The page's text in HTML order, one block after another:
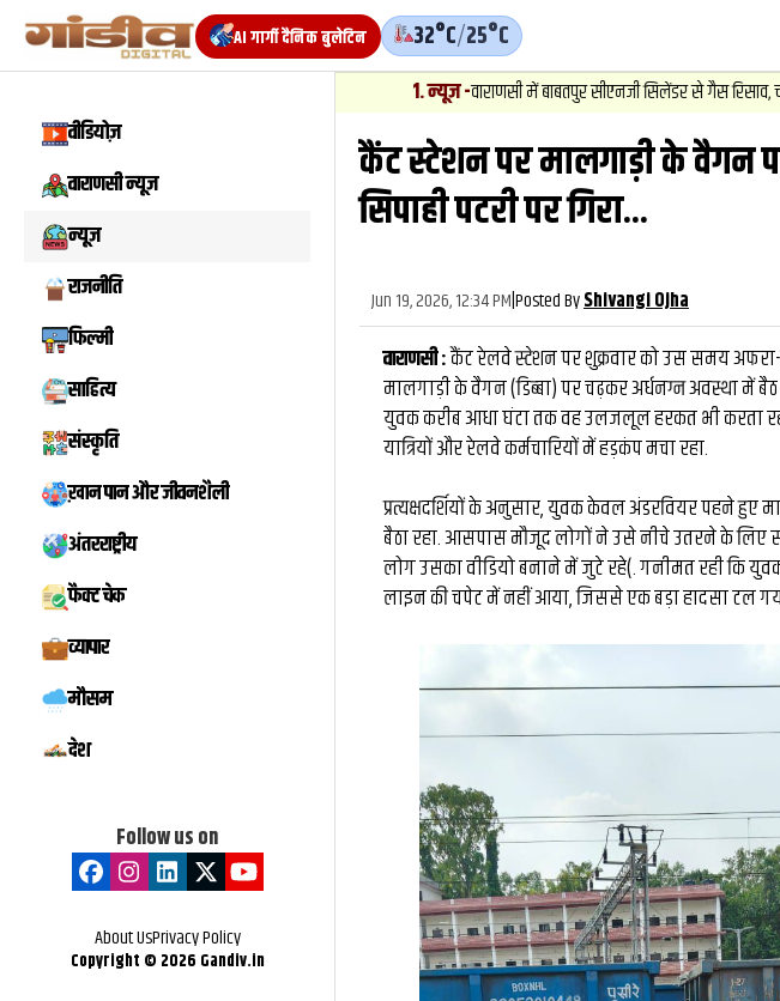
AI गार्गी दैनिक बुलेटिन 32°C/25°C
वाराणसी में बाबतपुर सीएनजी सिलेंडर से गैस रिसाव, चालक की सूझबूझ से
वीडियोज़
वाराणसी न्यूज़
न्यूज़
राजनीति
फिल्मी
साहित्य
संस्कृति
ख़ान पान और जीवनशैली
अंतरराष्ट्रीय
फैक्ट चेक
व्यापार
मौसम
देश
Follow us on
About UsPrivacy Policy
Copyright © 2026 Gandiv.in
कैंट स्‍टेशन पर मालगाड़ी के वैगन
सिपाही पटरी पर गिरा...
Jun 19, 2026, 12:34 PM|Posted ByShivangi Ojha
वाराणसी :कैंट रेलवे स्टेशन पर शुक्रवार को उस समय
मालगाड़ी के वैगन (डिब्‍बा) पर चढ़कर अर्धनग्न अवस्था में
युवक करीब आधा घंटा तक वह उलजलूल हरकत भी करता
यात्रियों और रेलवे कर्मचारियों में हड़कंप मचा रहा.
प्रत्यक्षदर्शियों के अनुसार, युवक केवल अंडरवियर पहने हुए
बैठा रहा. आसपास मौजूद लोगों ने उसे नीचे उतरने के लिए
लोग उसका वीडियो बनाने में जुटे रहे(. गनीमत रही कि
लाइन की चपेट में नहीं आया, जिससे एक बड़ा हादसा टल
और देखें
मिस्टर बीस्ट से दो घंटे की
बातचीत, फिर छोड़ी ₹26 लाख की
नौकरी: कैसे हैरी उप्पल बने देश
के बड़े फूड व्लॉगर...
वीडियो
रंग